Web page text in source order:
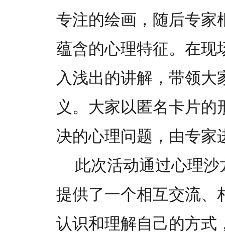
专注的绘画，随后专家
蕴含的心理特征。在现
入浅出的讲解，带领大
义。大家以匿名卡片
决的心理问题，由专家
此次活动通过心理
提供了一个相互交流、
认识和理解自己的方式